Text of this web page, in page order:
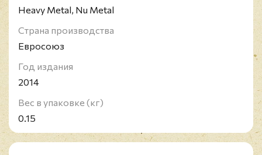
Heavy Metal, Nu Metal
Страна производства
Евросоюз
Год издания
2014
Вес в упаковке (кг)
0.15